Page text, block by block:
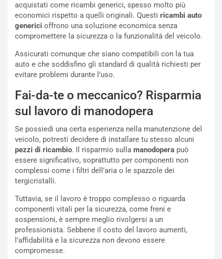
acquistati come ricambi generici, spesso molto più
economici rispetto a quelli originali. Questi ricambi auto
generici offrono una soluzione economica senza
compromettere la sicurezza o la funzionalità del veicolo.
Assicurati comunque che siano compatibili con la tua
auto e che soddisfino gli standard di qualità richiesti per
evitare problemi durante l’uso.
Fai-da-te o meccanico? Risparmia
sul lavoro di manodopera
Se possiedi una certa esperienza nella manutenzione del
veicolo, potresti decidere di installare tu stesso alcuni
pezzi di ricambio. Il risparmio sulla manodopera può
essere significativo, soprattutto per componenti non
complessi come i filtri dell’aria o le spazzole dei
tergicristalli.
Tuttavia, se il lavoro è troppo complesso o riguarda
componenti vitali per la sicurezza, come freni e
sospensioni, è sempre meglio rivolgersi a un
professionista. Sebbene il costo del lavoro aumenti,
l’affidabilità e la sicurezza non devono essere
compromesse.
o
d
a
u
S
U
V
E
e
c
a
o
N
o
n
P
a
F
A
m
e
n
s
e
a
C
o
s
N
o
u